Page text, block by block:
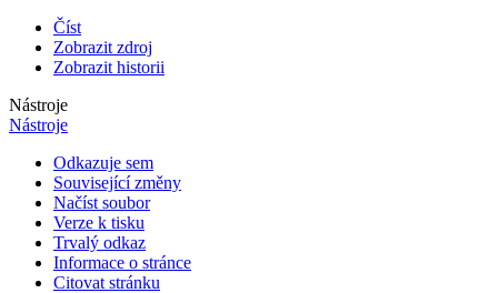
Číst
Zobrazit zdroj
Zobrazit historii
Nástroje
Nástroje
Odkazuje sem
Související změny
Načíst soubor
Verze k tisku
Trvalý odkaz
Informace o stránce
Citovat stránku